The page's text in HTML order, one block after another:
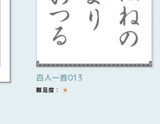
百人一首013
難易度： ★